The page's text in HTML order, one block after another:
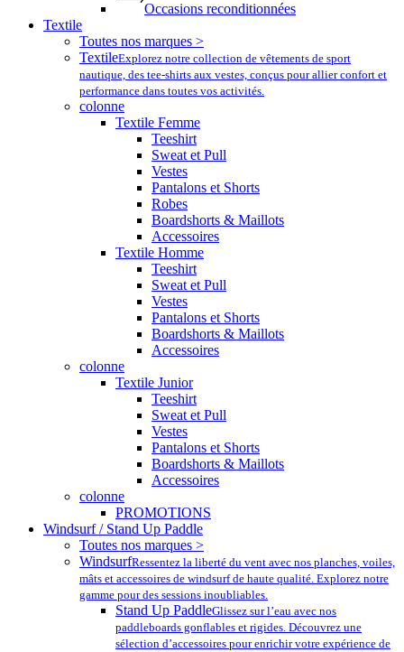
Occasions reconditionnées
Textile
Toutes nos marques >
TextileExplorez notre collection de vêtements de sport
nautique, des tee-shirts aux vestes, conçus pour allier confort et
performance dans toutes vos activités.
colonne
Textile Femme
Teeshirt
Sweat et Pull
Vestes
Pantalons et Shorts
Robes
Boardshorts & Maillots
Accessoires
Textile Homme
Teeshirt
Sweat et Pull
Vestes
Pantalons et Shorts
Boardshorts & Maillots
Accessoires
colonne
Textile Junior
Teeshirt
Sweat et Pull
Vestes
Pantalons et Shorts
Boardshorts & Maillots
Accessoires
colonne
PROMOTIONS
Windsurf / Stand Up Paddle
Toutes nos marques >
WindsurfRessentez la liberté du vent avec nos planches, voiles,
mâts et accessoires de windsurf de haute qualité. Explorez notre
gamme pour des sessions inoubliables.
Stand Up PaddleGlissez sur l’eau avec nos
paddleboards gonflables et rigides. Découvrez une
sélection d’accessoires pour enrichir votre expérience de